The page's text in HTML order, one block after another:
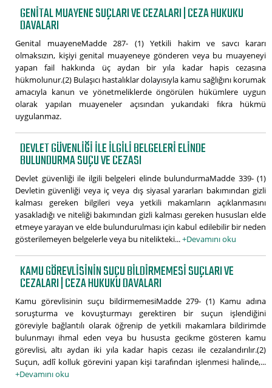
GENITAL MUAYENE SUÇLARI VE CEZALARI | CEZA HUKUKU
DAVALARI
Genital muayeneMadde 287- (1) Yetkili hakim ve savcı kararı
olmaksızın, kişiyi genital muayeneye gönderen veya bu muayeneyi
yapan fail hakkında üç aydan bir yıla kadar hapis cezasına
hükmolunur.(2) Bulaşıcı hastalıklar dolayısıyla kamu sağlığını korumak
amacıyla kanun ve yönetmeliklerde öngörülen hükümlere uygun
olarak yapılan muayeneler açısından yukarıdaki fıkra hükmü
uygulanmaz.
DEVLET GÜVENLIĞI ILE ILGILI BELGELERI ELINDE
BULUNDURMA SUÇU VE CEZASI
Devlet güvenliği ile ilgili belgeleri elinde bulundurmaMadde 339- (1)
Devletin güvenliği veya iç veya dış siyasal yararları bakımından gizli
kalması gereken bilgileri veya yetkili makamların açıklanmasını
yasakladığı ve niteliği bakımından gizli kalması gereken hususları elde
etmeye yarayan ve elde bulundurulması için kabul edilebilir bir neden
gösterilemeyen belgelerle veya bu nitelikteki...+Devamını oku
KAMU GÖREVLISININ SUÇU BILDIRMEMESI SUÇLARI VE
CEZALARI | CEZA HUKUKU DAVALARI
Kamu görevlisinin suçu bildirmemesiMadde 279- (1) Kamu adına
soruşturma ve kovuşturmayı gerektiren bir suçun işlendiğini
göreviyle bağlantılı olarak öğrenip de yetkili makamlara bildirimde
bulunmayı ihmal eden veya bu hususta gecikme gösteren kamu
görevlisi, altı aydan iki yıla kadar hapis cezası ile cezalandırılır.(2)
Suçun, adlî kolluk görevini yapan kişi tarafından işlenmesi halinde,...
+Devamını oku